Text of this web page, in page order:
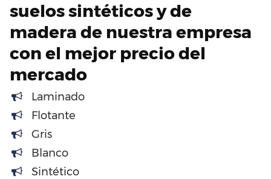
suelos sintéticos y de
madera de nuestra empresa
con el mejor precio del
mercado
Laminado
Flotante
Gris
Blanco
Sintético